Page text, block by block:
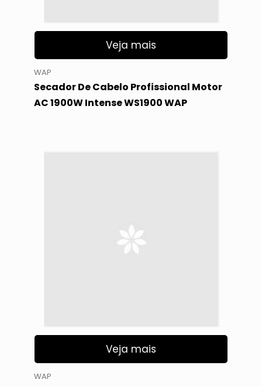
Veja mais
WAP
Secador De Cabelo Profissional Motor
AC 1900W Intense WS1900 WAP
Veja mais
WAP